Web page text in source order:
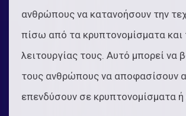
ανθρώπους να κατανοήσουν την
πίσω από τα κρυπτονομίσματα και
λειτουργίας τους. Αυτό μπορεί να
τους ανθρώπους να αποφασίσουν
επενδύσουν σε κρυπτονομίσματα ή